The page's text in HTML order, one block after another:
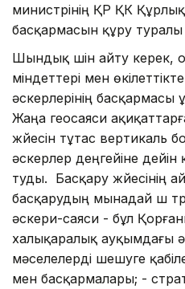
министрінің ҚР ҚК Құрлық
басқармасын құру
Шындық үшін айту керек,
міндеттері мен
әскерлерінің басқармасы
Жаңа геосаяси
жүйесін тұтас вертикаль
әскерлер деңгейіне дейін
туды. Басқару жүйесінің
басқарудың мынадай үш
әскери-саяси - бұл
халықаралық ауқымдағы
мәселелерді шешуге
мен басқармалары; -